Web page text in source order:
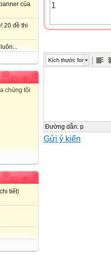
của
20 đề thi
chúng tôi
chi tiết)
1
LESSON 3: A
Warm up: Find
Task 3. Look at
the verbs in
Kích thước font
Đường dẫn: p
Gửi ý kiến